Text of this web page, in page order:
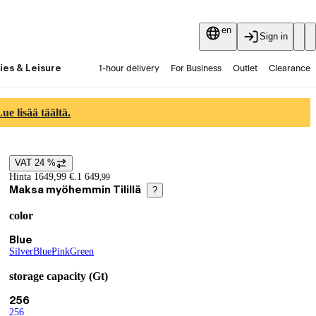
en
Sign in
& Leisure 1-hour delivery For Business Outlet Clearance
lisää täältä.
Price details
VAT 24 %
Hinta 1649,99 €. 1 649,99
Maksa myöhemmin Tilillä ?
color
Current selection Blue
Blue
Silver(color)
Blue(color)
Pink(color
Green
storage capacity (Gt)
Current selection 256
256
256